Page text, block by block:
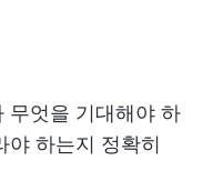
무엇을 기대해야 하
야 하는지 정확히